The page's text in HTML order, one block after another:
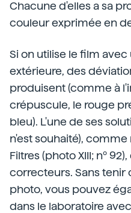
Chacune d'elles a sa
couleur exprimée en
Si on utilise le film
extérieure, des
produisent (comme à
crépuscule, le rouge
bleu). L'une de ses
n'est souhaité),
Filtres (photo XIII; nº
correcteurs. Sans
photo, vous pouvez
dans le laboratoire